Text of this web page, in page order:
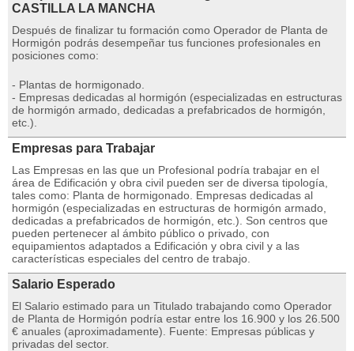
CASTILLA LA MANCHA
Después de finalizar tu formación como Operador de Planta de
Hormigón podrás desempeñar tus funciones profesionales en
posiciones como:
- Plantas de hormigonado.
- Empresas dedicadas al hormigón (especializadas en estructuras
de hormigón armado, dedicadas a prefabricados de hormigón,
etc.).
Empresas para Trabajar
Las Empresas en las que un Profesional podría trabajar en el
área de Edificación y obra civil pueden ser de diversa tipología,
tales como: Planta de hormigonado. Empresas dedicadas al
hormigón (especializadas en estructuras de hormigón armado,
dedicadas a prefabricados de hormigón, etc.). Son centros que
pueden pertenecer al ámbito público o privado, con
equipamientos adaptados a Edificación y obra civil y a las
características especiales del centro de trabajo.
Salario Esperado
El Salario estimado para un Titulado trabajando como Operador
de Planta de Hormigón podría estar entre los 16.900 y los 26.500
€ anuales (aproximadamente). Fuente: Empresas públicas y
privadas del sector.